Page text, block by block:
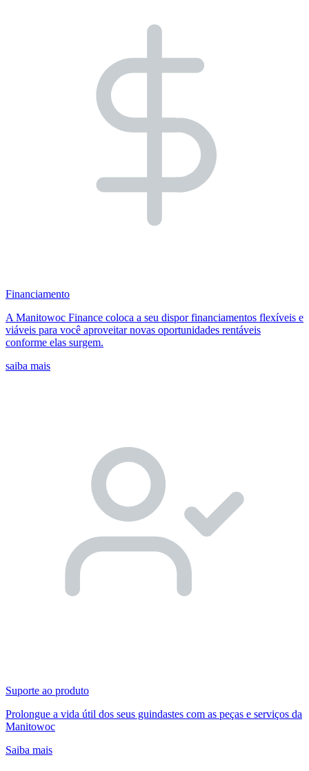
Financiamento
A Manitowoc Finance coloca a seu dispor financiamentos flexíveis e
viáveis para você aproveitar novas oportunidades rentáveis
conforme elas surgem.
saiba mais
Suporte ao produto
Prolongue a vida útil dos seus guindastes com as peças e serviços da
Manitowoc
Saiba mais